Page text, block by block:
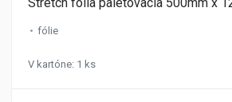
fólie
V kartóne: 1 ks